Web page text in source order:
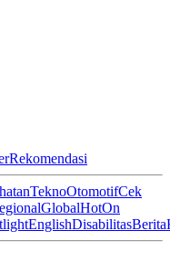
Rekomendasi
TeknoOtomotifCek
GlobalHotOn
EnglishDisabilitasBerita